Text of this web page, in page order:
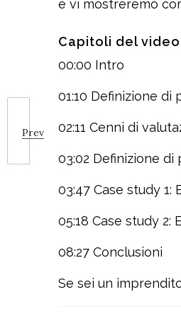
Prev
e vi mostreremo
Capitoli del
00:00 Intro
01:10 Definizione di
02:11 Cenni di
03:02 Definizione
03:47 Case study 1:
05:18 Case study
08:27 Conclusioni
Se sei un